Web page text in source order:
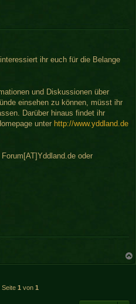
ihr euch für die Belange
und Diskussionen über
einsehen zu können, müsst ihr
Darüber hinaus findet ihr
unter http://www.yddland.de
oder
Seite 1 von 1